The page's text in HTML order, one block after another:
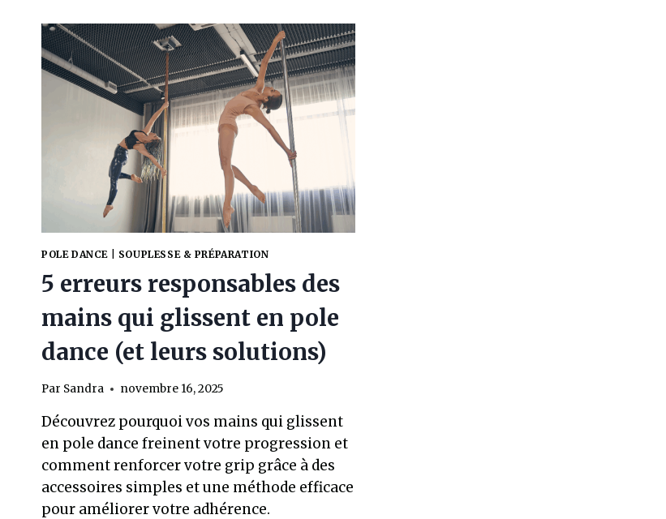
SANS
FIXATION
PLAFOND
:
FIABLE
OU
RISQUÉE
?
MON
AVIS
+
COMPARATIF
MARQUES
POLE DANCE| SOUPLESSE & PRÉPARATION
5 erreurs responsables des
mains qui glissent en pole
dance (et leurs solutions)
Par Sandra novembre 16, 2025
Découvrez pourquoi vos mains qui glissent
en pole dance freinent votre progression et
comment renforcer votre grip grâce à des
accessoires simples et une méthode efficace
pour améliorer votre adhérence.